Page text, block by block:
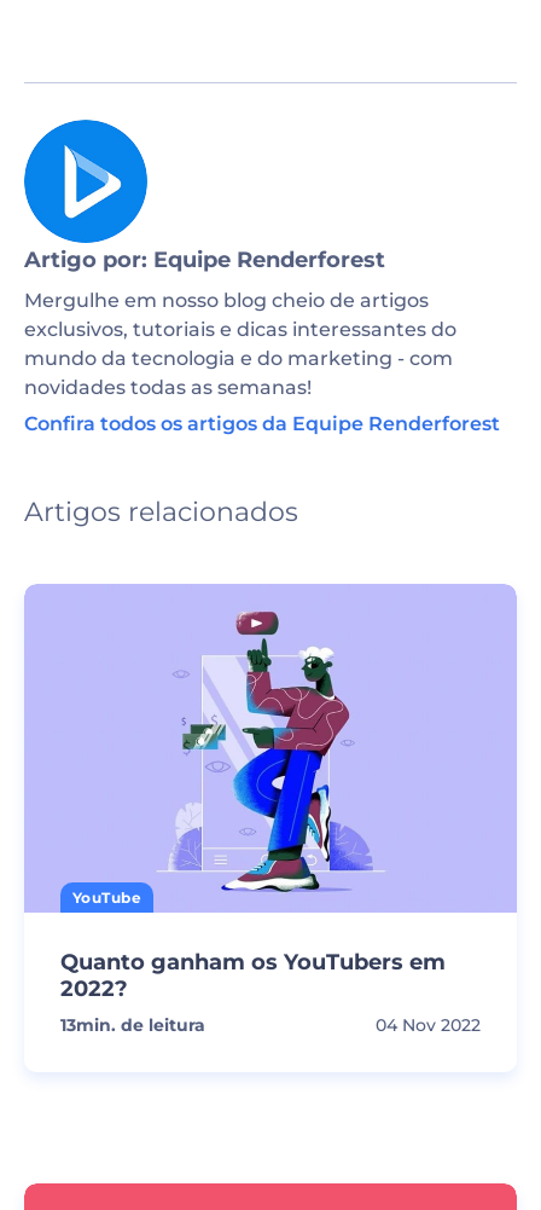
Artigo por: Equipe Renderforest
Mergulhe em nosso blog cheio de artigos
exclusivos, tutoriais e dicas interessantes do
mundo da tecnologia e do marketing - com
novidades todas as semanas!
Confira todos os artigos da Equipe Renderforest
Artigos relacionados
YouTube
Quanto ganham os YouTubers em
2022?
13min. de leitura 04 Nov 2022